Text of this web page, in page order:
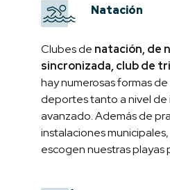
Natación
Clubes de natación, de
sincronizada, club de
hay numerosas formas
deportes tanto a nivel de
avanzado. Además de
instalaciones
escogen nuestras playas